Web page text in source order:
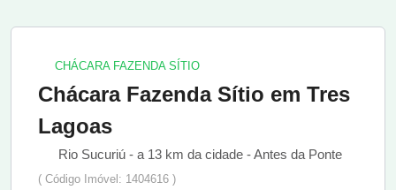
CHÁCARA FAZENDA SÍTIO
Chácara Fazenda Sítio em Tres
Lagoas
Rio Sucuriú - a 13 km da cidade - Antes da Ponte
( Código Imóvel: 1404616 )